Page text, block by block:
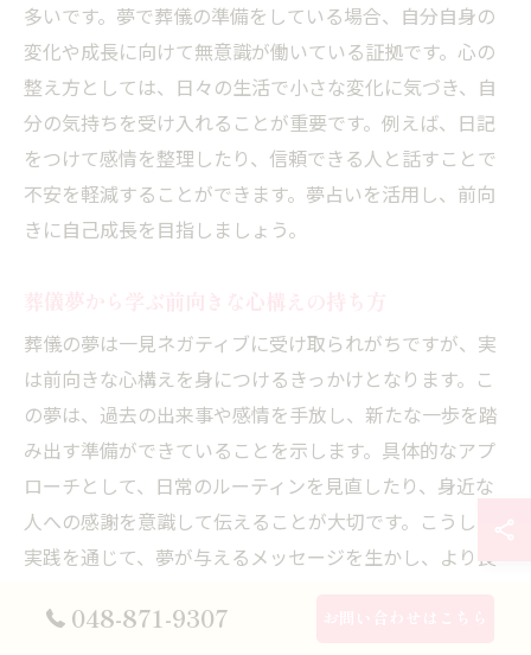
多いです。夢で葬儀の準備をしている場合、自分自身の
変化や成長に向けて無意識が働いている証拠です。心の
整え方としては、日々の生活で小さな変化に気づき、自
分の気持ちを受け入れることが重要です。例えば、日記
をつけて感情を整理したり、信頼できる人と話すことで
不安を軽減することができます。夢占いを活用し、前向
きに自己成長を目指しましょう。
葬儀の夢は一見ネガティブに受け取られがちですが、実
は前向きな心構えを身につけるきっかけとなります。こ
の夢は、過去の出来事や感情を手放し、新たな一歩を踏
み出す準備ができていることを示します。具体的なアプ
ローチとして、日常のルーティンを見直したり、身近な
人への感謝を意識して伝えることが大切です。こうした
実践を通じて、夢が与えるメッセージを生かし、より良
048-871-9307